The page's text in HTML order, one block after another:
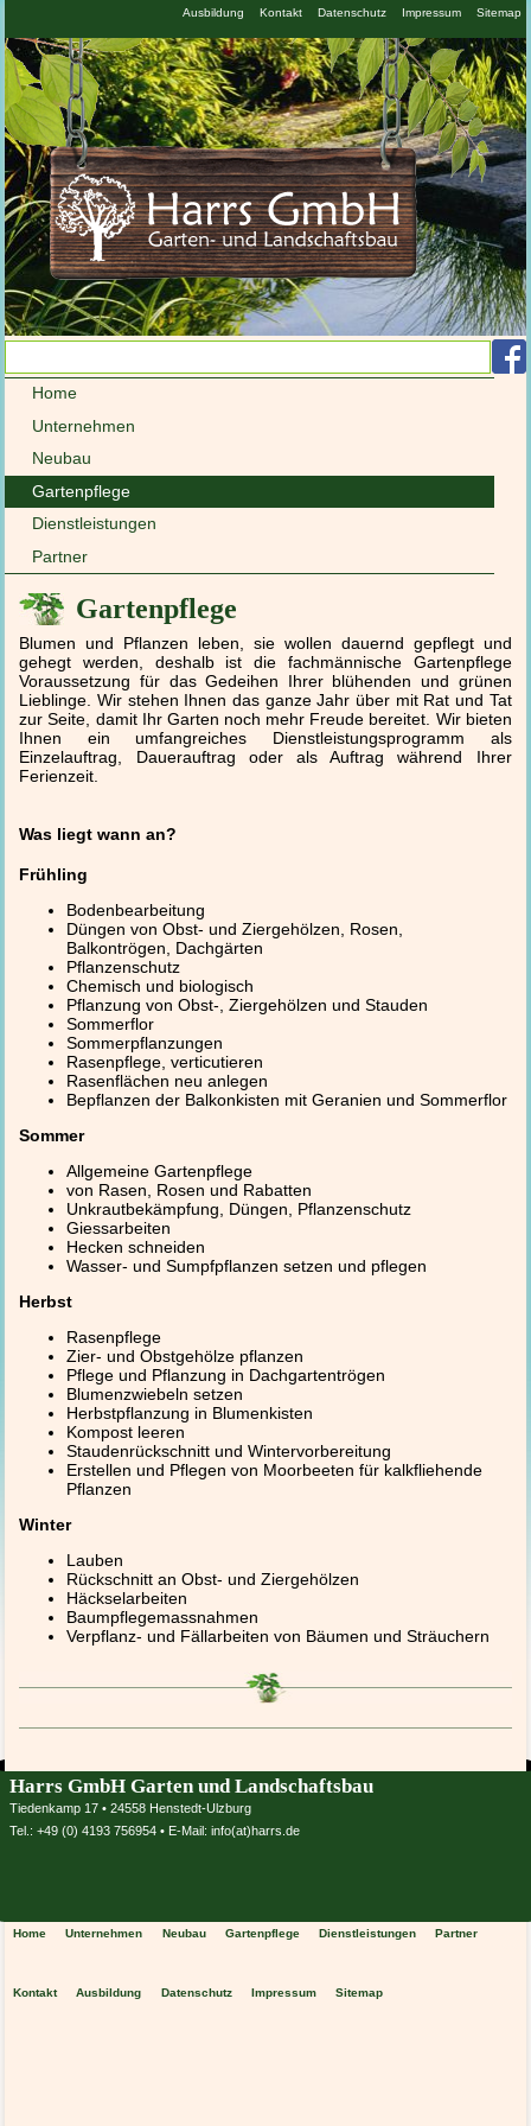
Ausbildung Kontakt Datenschutz Impressum Sitemap
Navigation
überspringen
Home
Unternehmen
Neubau
Gartenpflege
Dienstleistungen
Partner
Gartenpflege
Blumen und Pflanzen leben, sie wollen dauernd gepflegt und
gehegt werden, deshalb ist die fachmännische Gartenpflege
Voraussetzung für das Gedeihen Ihrer blühenden und grünen
Lieblinge. Wir stehen Ihnen das ganze Jahr über mit Rat und Tat
zur Seite, damit Ihr Garten noch mehr Freude bereitet. Wir bieten
Ihnen ein umfangreiches Dienstleistungsprogramm als
Einzelauftrag, Dauerauftrag oder als Auftrag während Ihrer
Ferienzeit.
Was liegt wann an?
Frühling
Bodenbearbeitung
Düngen von Obst- und Ziergehölzen, Rosen,
Balkontrögen, Dachgärten
Pflanzenschutz
Chemisch und biologisch
Pflanzung von Obst-, Ziergehölzen und Stauden
Sommerflor
Sommerpflanzungen
Rasenpflege, verticutieren
Rasenflächen neu anlegen
Bepflanzen der Balkonkisten mit Geranien und Sommerflor
Sommer
Allgemeine Gartenpflege
von Rasen, Rosen und Rabatten
Unkrautbekämpfung, Düngen, Pflanzenschutz
Giessarbeiten
Hecken schneiden
Wasser- und Sumpfpflanzen setzen und pflegen
Herbst
Rasenpflege
Zier- und Obstgehölze pflanzen
Pflege und Pflanzung in Dachgartentrögen
Blumenzwiebeln setzen
Herbstpflanzung in Blumenkisten
Kompost leeren
Staudenrückschnitt und Wintervorbereitung
Erstellen und Pflegen von Moorbeeten für kalkfliehende
Pflanzen
Winter
Lauben
Rückschnitt an Obst- und Ziergehölzen
Häckselarbeiten
Baumpflegemassnahmen
Verpflanz- und Fällarbeiten von Bäumen und Sträuchern
Harrs GmbH Garten und Landschaftsbau
Tiedenkamp 17 • 24558 Henstedt-Ulzburg
Tel.: +49 (0) 4193 756954• E-Mail: info(at)harrs.de
Home Unternehmen Neubau Gartenpflege Dienstleistungen Partner
Kontakt Ausbildung Datenschutz Impressum Sitemap